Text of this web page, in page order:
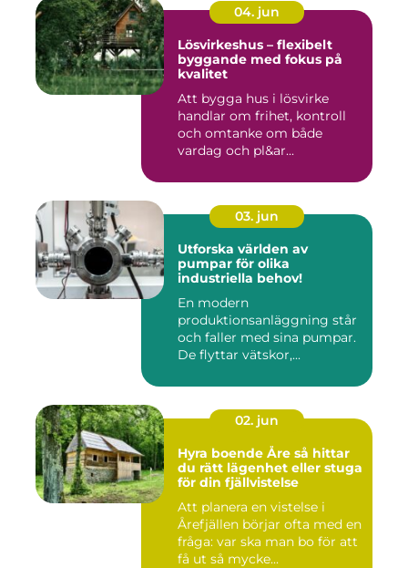
04. jun
Lösvirkeshus – flexibelt
byggande med fokus på
kvalitet
Att bygga hus i lösvirke
handlar om frihet, kontroll
och omtanke om både
vardag och pl&ar...
03. jun
Utforska världen av
pumpar för olika
industriella behov!
En modern
produktionsanläggning står
och faller med sina pumpar.
De flyttar vätskor,...
02. jun
Hyra boende Åre så hittar
du rätt lägenhet eller stuga
för din fjällvistelse
Att planera en vistelse i
Årefjällen börjar ofta med en
fråga: var ska man bo för att
få ut så mycke...